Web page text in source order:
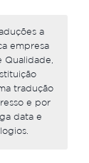
a
empresa
tradução
e por
data e